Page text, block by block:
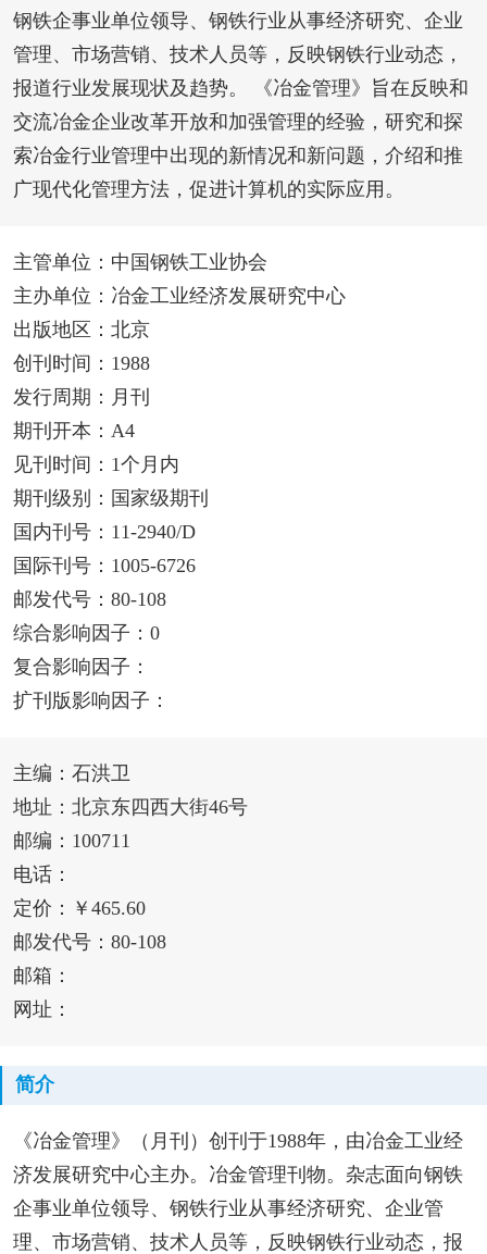
钢铁企事业单位领导、钢铁行业从事经济研究、企业
管理、市场营销、技术人员等，反映钢铁行业动态，
报道行业发展现状及趋势。 《冶金管理》旨在反映和
交流冶金企业改革开放和加强管理的经验，研究和探
索冶金行业管理中出现的新情况和新问题，介绍和推
广现代化管理方法，促进计算机的实际应用。
主管单位：中国钢铁工业协会
主办单位：冶金工业经济发展研究中心
出版地区：北京
创刊时间：1988
发行周期：月刊
期刊开本：A4
见刊时间：1个月内
期刊级别：国家级期刊
国内刊号：11-2940/D
国际刊号：1005-6726
邮发代号：80-108
综合影响因子：0
复合影响因子：
扩刊版影响因子：
主编：石洪卫
地址：北京东四西大街46号
邮编：100711
电话：
定价：￥465.60
邮发代号：80-108
邮箱：
网址：
简介
《冶金管理》（月刊）创刊于1988年，由冶金工业经
济发展研究中心主办。冶金管理刊物。杂志面向钢铁
企事业单位领导、钢铁行业从事经济研究、企业管
理、市场营销、技术人员等，反映钢铁行业动态，报